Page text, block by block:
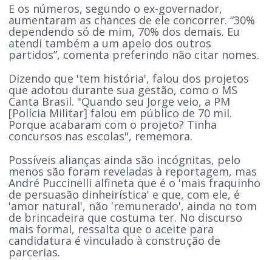
E os números, segundo o ex-governador,
aumentaram as chances de ele concorrer. “30%
dependendo só de mim, 70% dos demais. Eu
atendi também a um apelo dos outros
partidos”, comenta preferindo não citar nomes.
Dizendo que 'tem história', falou dos projetos
que adotou durante sua gestão, como o MS
Canta Brasil. "Quando seu Jorge veio, a PM
[Polícia Militar] falou em público de 70 mil.
Porque acabaram com o projeto? Tinha
concursos nas escolas", rememora.
Possíveis alianças ainda são incógnitas, pelo
menos são foram reveladas à reportagem, mas
André Puccinelli alfineta que é o 'mais fraquinho
de persuasão dinheirística' e que, com ele, é
'amor natural', não 'remunerado', ainda no tom
de brincadeira que costuma ter. No discurso
mais formal, ressalta que o aceite para
candidatura é vinculado à construção de
parcerias.